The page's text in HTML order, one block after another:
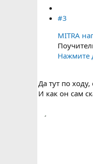
#3
MITRA
Нажмите
Да тут по
И как он сам